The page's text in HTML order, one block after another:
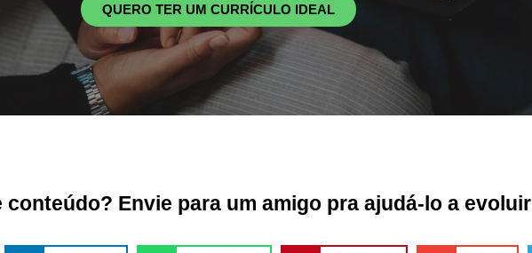
QUERO TER UM CURRÍCULO IDEAL
conteúdo? Envie para um amigo pra ajudá-lo a evoluir